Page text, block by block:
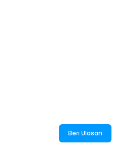
Beri Ulasan